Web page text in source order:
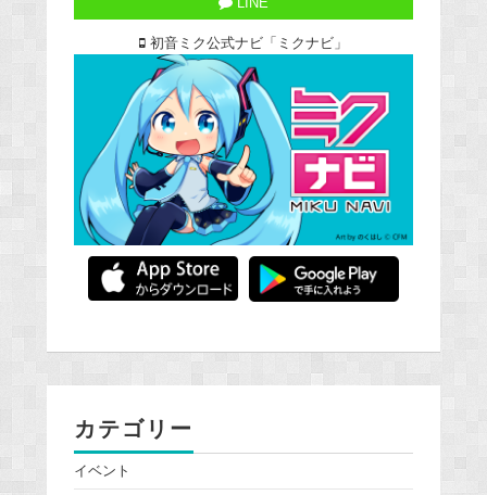
初音ミク公式ナビ「ミクナビ」
カテゴリー
イベント